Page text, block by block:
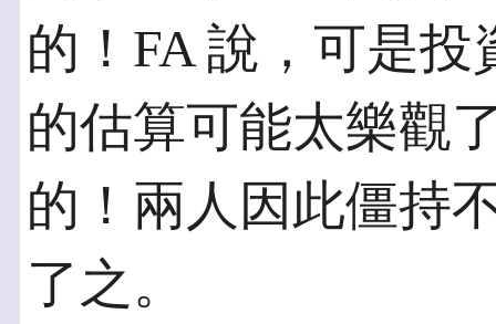
的！FA 說，可是
的估算可能太樂觀
的！兩人因此僵持
了之。